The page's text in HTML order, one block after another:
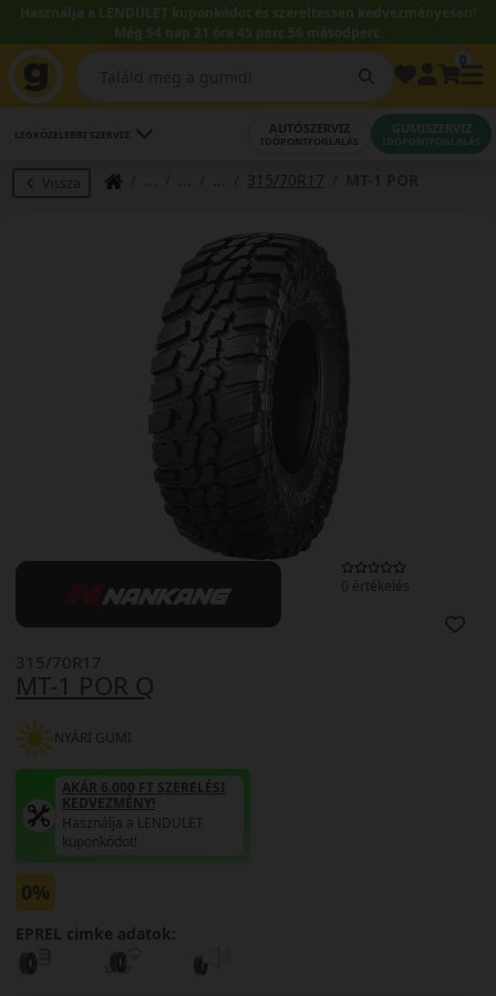
Használja a LENDÜLET kuponkódot és szereltessen kedvezményesen!
Még 54 nap 21 óra 45 perc 55 másodperc.
LEGKÖZELEBBI SZERVIZ AUTÓSZERVIZ
IDŐPONTFOGLALÁS
GUMISZERVIZ
IDŐPONTFOGLALÁS
Vissza 315/70R17
0 értékelés
MT-1 POR Q
315/70R17
NYÁRI GUMI
AKÁR 6.000 FT SZERELÉSI
KEDVEZMÉNY!
Használja a LENDÜLET
kuponkódot!
0%
EPREL cimke adatok: